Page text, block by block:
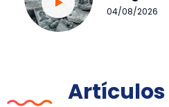
04/08/2026
Artículos